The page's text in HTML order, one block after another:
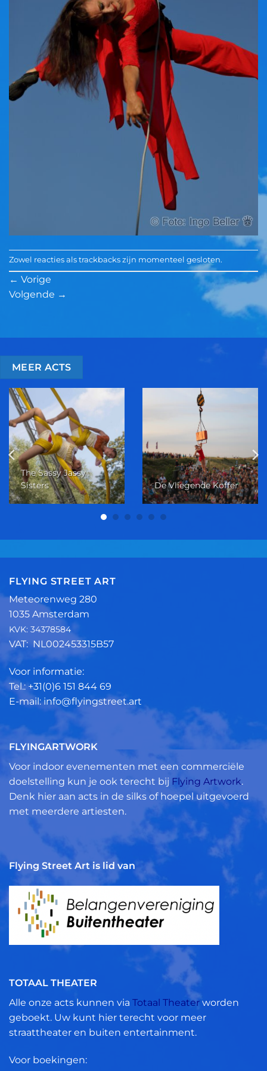
Zowel reacties als trackbacks zijn momenteel gesloten.
← Vorige
Volgende →
MEER ACTS
The Sassy Jassy
Sisters
De Vliegende Koffer
FLYING STREET ART
Meteorenweg 280
1035 Amsterdam
KVK: 34378584
VAT: NL002453315B57
Voor informatie:
Tel.: +31(0)6 151 844 69
E-mail: info@flyingstreet.art
FLYINGARTWORK
Voor indoor evenementen met een commerciële
doelstelling kun je ook terecht bij Flying Artwork.
Denk hier aan acts in de silks of hoepel uitgevoerd
met meerdere artiesten.
Flying Street Art is lid van
TOTAAL THEATER
Alle onze acts kunnen via Totaal Theater worden
geboekt. Uw kunt hier terecht voor meer
straattheater en buiten entertainment.
Voor boekingen: